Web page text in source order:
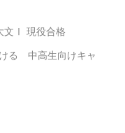
文Ⅰ 現役合格
る 中高生向けキャ